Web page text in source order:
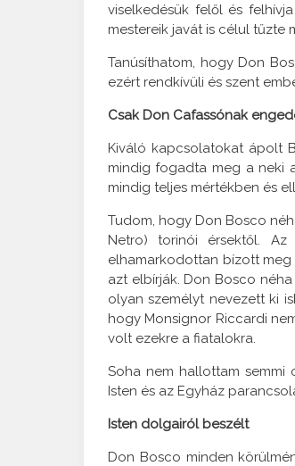
viselkedésük felől és
mestereik javát is célul tűzte
Tanúsíthatom, hogy Don
ezért rendkívüli és szent
Csak Don Cafassónak
Kiváló kapcsolatokat ápolt
mindig fogadta meg a neki
mindig teljes mértékben és
Tudom, hogy Don Bosco
Netro) torinói érsektől.
elhamarkodottan bízott
azt elbírják. Don Bosco
olyan személyt nevezett ki
hogy Monsignor Riccardi
volt ezekre a fiatalokra.
Soha nem hallottam
Isten és az Egyház
Isten dolgairól beszélt
Don Bosco minden